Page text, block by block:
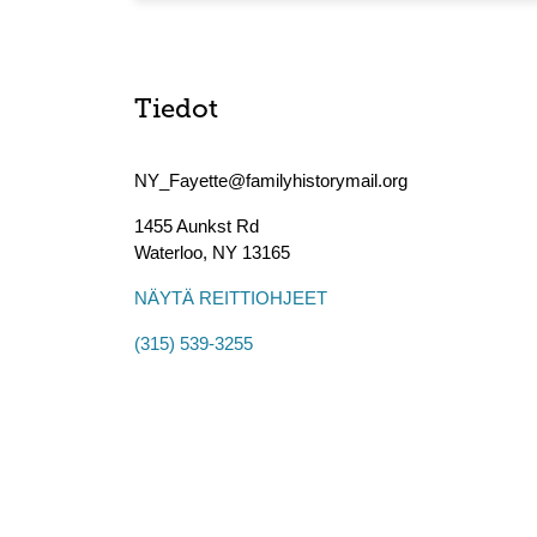
Tiedot
NY_Fayette@familyhistorymail.org
1455 Aunkst Rd
Waterloo, NY 13165
NÄYTÄ REITTIOHJEET
(315) 539-3255